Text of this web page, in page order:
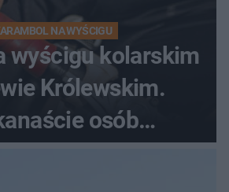
NA WYŚCIGU
wyścigu kolarskim
Królewskim.
osób
lądował